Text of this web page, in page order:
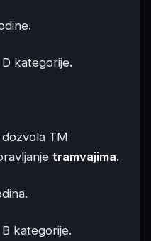
kategorije.
TM
tramvajima.
kategorije.